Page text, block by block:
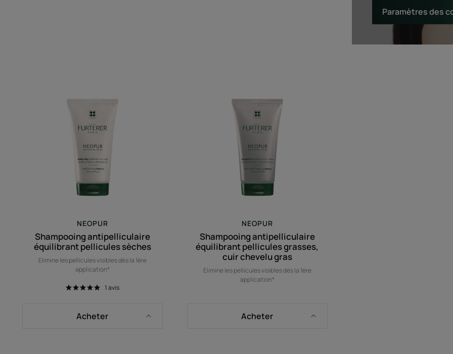
Paramètres des
équilibrant
pellicules
sèches
NEOPUR
Shampooing antipelliculaire
équilibrant pellicules sèches
Elimine les pellicules visibles dès la 1ère
application*
1avis
Acheter
équilibrant
pellicules
grasses,
cuir
chevelu
gras
NEOPUR
Shampooing antipelliculaire
équilibrant pellicules grasses,
cuir chevelu gras
Elimine les pellicules visibles dès la 1ère
application*
Acheter